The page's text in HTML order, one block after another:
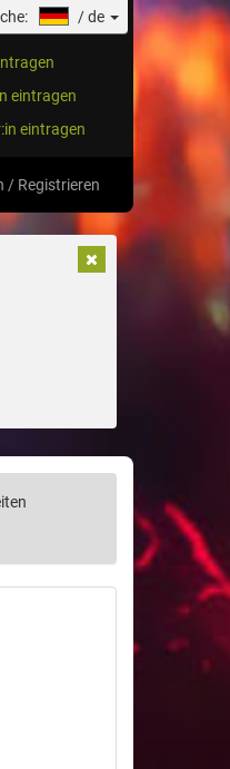
/de
eintragen
eintragen
/ Registrieren